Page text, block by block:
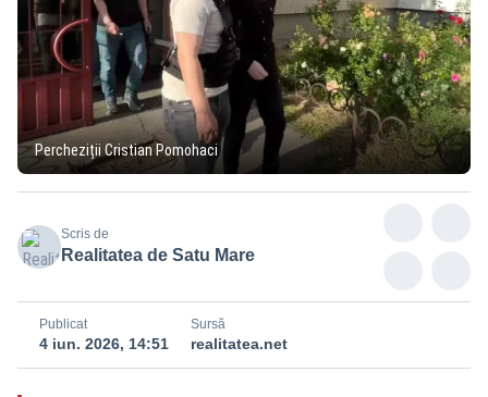
Percheziții Cristian Pomohaci
Scris de
Realitatea de Satu Mare
Publicat
4 iun. 2026, 14:51
Sursă
realitatea.net